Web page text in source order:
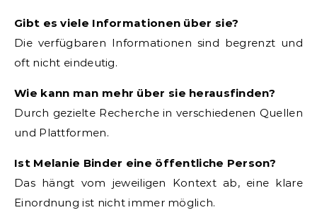
Gibt es viele Informationen über sie?
Die verfügbaren Informationen sind begrenzt und
oft nicht eindeutig.
Wie kann man mehr über sie herausfinden?
Durch gezielte Recherche in verschiedenen Quellen
und Plattformen.
Ist Melanie Binder eine öffentliche Person?
Das hängt vom jeweiligen Kontext ab, eine klare
Einordnung ist nicht immer möglich.